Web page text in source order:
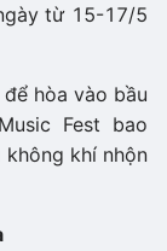
từ 15-17/5
hòa vào bầu
Fest bao
khí nhộn